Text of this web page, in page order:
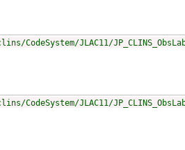
JLAC11/
JLAC11/